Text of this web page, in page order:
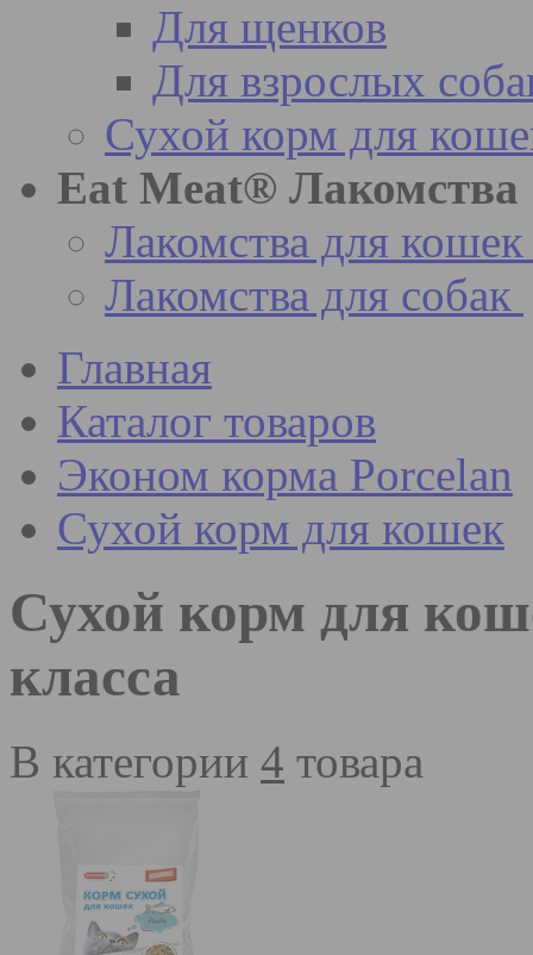
Для щенков
Для взрослых
Сухой корм для
Eat Meat® Лакомства
Лакомства для кошек
Лакомства для собак
Главная
Каталог товаров
Эконом корма Porcelan
Сухой корм для кошек
Сухой корм для
класса
В категории 4 товара